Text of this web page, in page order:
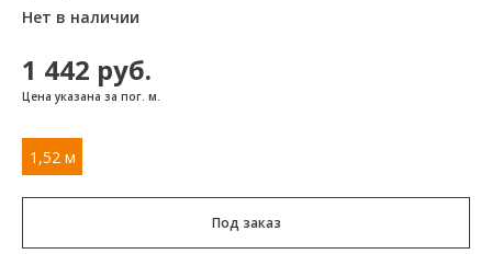
Нет в наличии
1 442 руб.
Цена указана за пог. м.
1,52 м
Под заказ